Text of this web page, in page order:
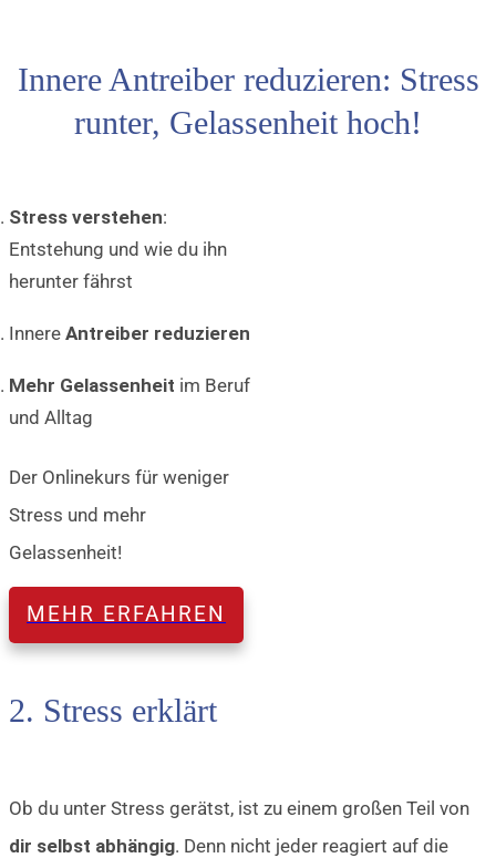
Innere Antreiber reduzieren: Stress
runter, Gelassenheit hoch!
Stress verstehen:
Entstehung und wie du ihn
herunter fährst
Innere Antreiber reduzieren
Mehr Gelassenheit im Beruf
und Alltag
Der Onlinekurs für weniger
Stress und mehr
Gelassenheit!
MEHR ERFAHREN
2. Stress erklärt
Ob du unter Stress gerätst, ist zu einem großen Teil von
dir selbst abhängig. Denn nicht jeder reagiert auf die